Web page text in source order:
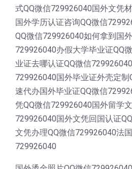
式QQ微信729926040国外文凭
国外学历认证咨询QQ微信
QQ微信729926040如何拿到国
729926040办假大学毕业证QQ
业证去哪认证QQ微信
729926040国外毕业证外壳定
速代办国外毕业证QQ微信
凭QQ微信729926040国外留学
729926040国外文凭回国认证
文凭办理QQ微信729926040法
729926040